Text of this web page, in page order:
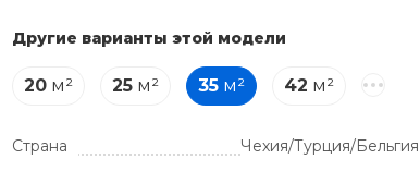
Другие варианты этой модели
20м² 25м² 35м² 42 м²
Страна
Чехия/Турция/Бельгия